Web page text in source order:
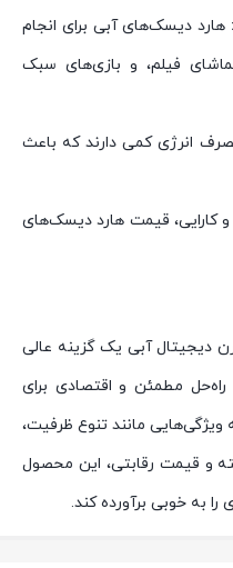
هارد دیسک‌های آبی برای انجام
فیلم، و بازی‌های سبک
انرژی کمی دارند که باعث
کارایی، قیمت هارد دیسک‌های
دیجیتال آبی یک گزینه عالی
راه‌حل مطمئن و اقتصادی برای
ویژگی‌هایی مانند تنوع ظرفیت،
و قیمت رقابتی، این محصول
را به خوبی برآورده کند.